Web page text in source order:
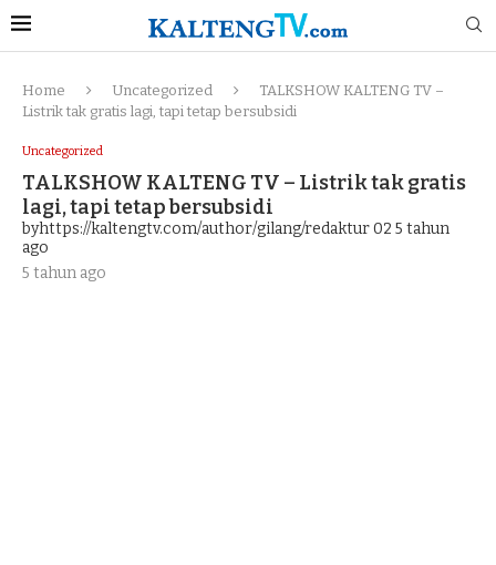
Home Uncategorized
TALKSHOW KALTENG TV –
Listrik tak gratis lagi, tapi tetap bersubsidi
Uncategorized
TALKSHOW KALTENG TV – Listrik tak gratis
lagi, tapi tetap bersubsidi
byhttps://kaltengtv.com/author/gilang/redaktur 02 5 tahun
ago
5 tahun ago